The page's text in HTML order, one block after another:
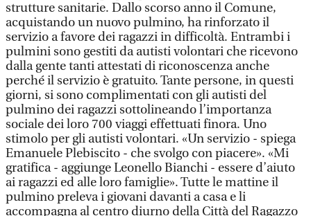
strutture sanitarie. Dallo scorso anno il Comune,
acquistando un nuovo pulmino, ha rinforzato il
servizio a favore dei ragazzi in difficoltà. Entrambi i
pulmini sono gestiti da autisti volontari che ricevono
dalla gente tanti attestati di riconoscenza anche
perché il servizio è gratuito. Tante persone, in questi
giorni, si sono complimentati con gli autisti del
pulmino dei ragazzi sottolineando l’importanza
sociale dei loro 700 viaggi effettuati finora. Uno
stimolo per gli autisti volontari. «Un servizio - spiega
Emanuele Plebiscito - che svolgo con piacere». «Mi
gratifica - aggiunge Leonello Bianchi - essere d’aiuto
ai ragazzi ed alle loro famiglie». Tutte le mattine il
pulmino preleva i giovani davanti a casa e li
accompagna al centro diurno della Città del Ragazzo